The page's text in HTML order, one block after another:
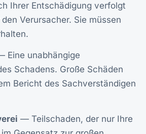
Ihrer Entschädigung verfolgt
Verursacher. Sie müssen
Eine unabhängige
Schadens. Große Schäden
Bericht des Sachverständigen
— Teilschaden, der nur Ihre